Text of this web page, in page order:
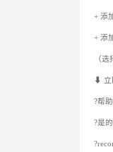
+ 添
+ 添
（
⬇ 立
?帮
?是